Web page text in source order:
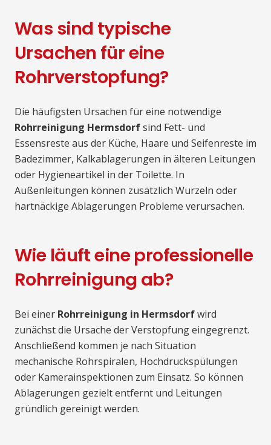
Was sind typische
Ursachen für eine
Rohrverstopfung?
Die häufigsten Ursachen für eine notwendige
Rohrreinigung Hermsdorfsind Fett- und
Essensreste aus der Küche, Haare und Seifenreste im
Badezimmer, Kalkablagerungen in älteren Leitungen
oder Hygieneartikel in der Toilette. In
Außenleitungen können zusätzlich Wurzeln oder
hartnäckige Ablagerungen Probleme verursachen.
Wie läuft eine professionelle
Rohrreinigung ab?
Bei einer Rohrreinigung in Hermsdorfwird
zunächst die Ursache der Verstopfung eingegrenzt.
Anschließend kommen je nach Situation
mechanische Rohrspiralen, Hochdruckspülungen
oder Kamerainspektionen zum Einsatz. So können
Ablagerungen gezielt entfernt und Leitungen
gründlich gereinigt werden.